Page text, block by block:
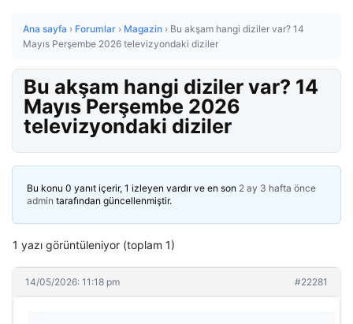
Ana sayfa › Forumlar › Magazin › Bu akşam hangi diziler var? 14
Mayıs Perşembe 2026 televizyondaki diziler
Bu akşam hangi diziler var? 14
Mayıs Perşembe 2026
televizyondaki diziler
Bu konu 0 yanıt içerir, 1 izleyen vardır ve en son 2 ay 3 hafta önce
admin tarafından güncellenmiştir.
1 yazı görüntüleniyor (toplam 1)
14/05/2026: 11:18 pm #22281